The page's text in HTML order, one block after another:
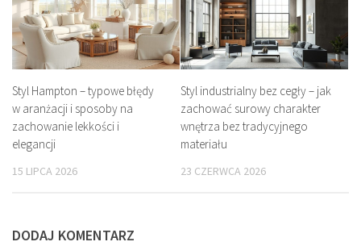
Styl Hampton – typowe błędy
w aranżacji i sposoby na
zachowanie lekkości i
elegancji
15 LIPCA 2026
Styl industrialny bez cegły – jak
zachować surowy charakter
wnętrza bez tradycyjnego
materiału
23 CZERWCA 2026
DODAJ KOMENTARZ